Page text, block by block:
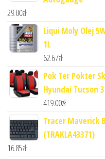
29.00zł
Liqui Moly Olej
1L
62.67zł
Pok Ter Pokter
Hyundai Tucson 3
419.00zł
Tracer Maverick
(TRAKLA43371)
16.85zł